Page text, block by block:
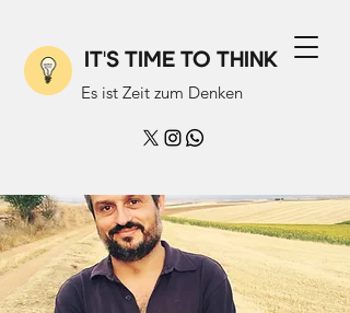
IT'S TIME TO THINK
Es ist Zeit zum Denken